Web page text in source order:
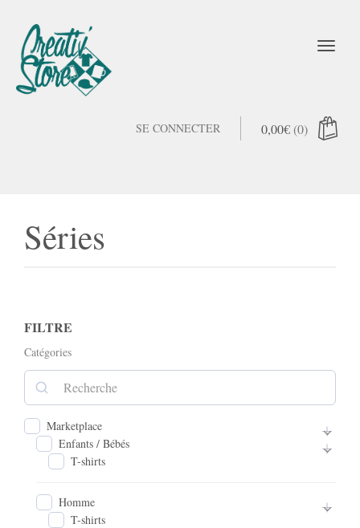
0,00€ (0)
SE CONNECTER
Séries
FILTRE
Catégories
Marketplace
Enfants / Bébés
T-shirts
Homme
T-shirts